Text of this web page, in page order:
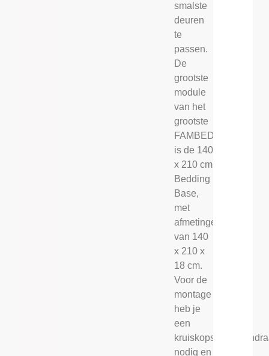
smalste
deuren
te
passen.
De
grootste
module
van het
grootste
FAMBED®
is de 140
x 210 cm
Bedding
Base,
met
afmetingen
van 140
x 210 x
18 cm.
Voor de
montage
heb je
een
nodig en